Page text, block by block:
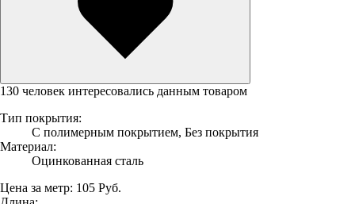
130 человек интересовались данным товаром
Тип покрытия:
С полимерным покрытием, Без покрытия
Материал:
Оцинкованная сталь
Цена за метр: 105 Руб.